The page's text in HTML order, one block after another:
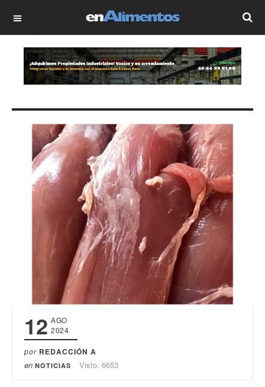
OFF CANVAS
12 AGO
2024
por REDACCIÓN A
en NOTICIAS Visto: 6653